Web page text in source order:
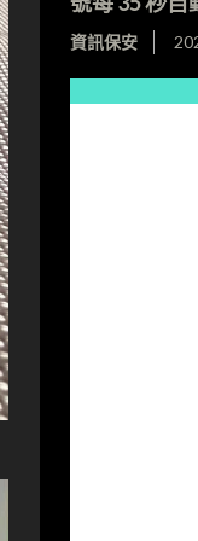
資訊保安